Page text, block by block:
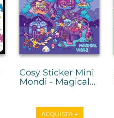
Cosy Sticker Mini
Mondi - Magical...
ACQUISTA